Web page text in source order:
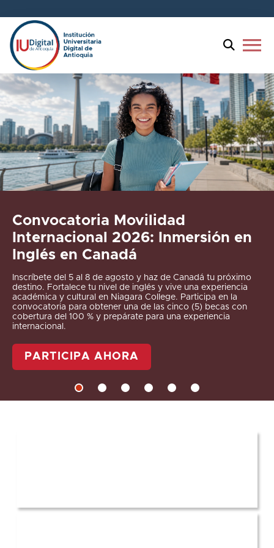
menu
Convocatoria Movilidad
Internacional 2026: Inmersión en
Inglés en Canadá
Inscríbete del 5 al 8 de agosto y haz de Canadá tu próximo
destino. Fortalece tu nivel de inglés y vive una experiencia
académica y cultural en Niagara College. Participa en la
convocatoria para obtener una de las cinco (5) becas con
cobertura del 100 % y prepárate para una experiencia
internacional.
PARTICIPA AHORA